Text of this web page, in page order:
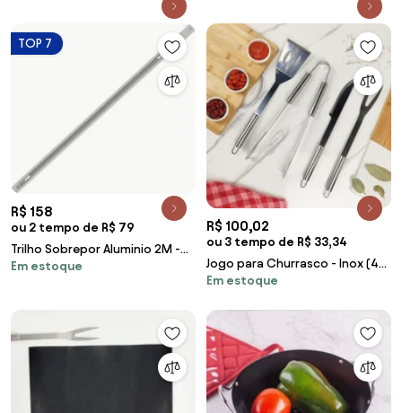
Nitrocarbonetado com Cabos
de Madeira
TOP 7
R$ 158
ou 2 tempo de R$ 79
Trilho Sobrepor Aluminio 2M -
BRANCO
Em estoque
R$ 100,02
ou 3 tempo de R$ 33,34
Jogo para Churrasco - Inox (4
peças)
Em estoque